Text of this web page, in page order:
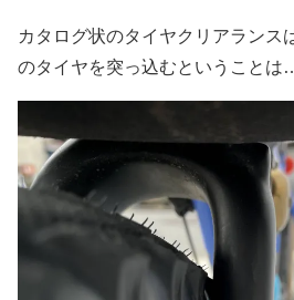
カタログ状のタイヤクリアランス
のタイヤを突っ込むということは